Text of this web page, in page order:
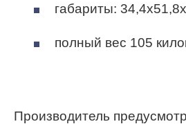
габариты:
полный вес 105
Производитель